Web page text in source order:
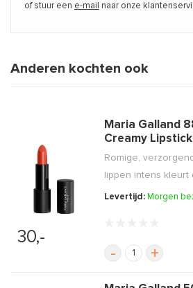
of stuur een e-mail naar onze
Anderen kochten ook
30,-
Maria Galland
Creamy
Romige,
lippen intens kleurt
Levertijd: Morgen
- +